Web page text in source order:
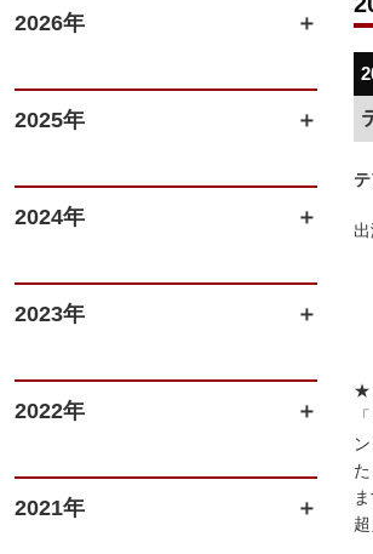
2026年
2025年
2024年
2023年
2022年
2021年
★